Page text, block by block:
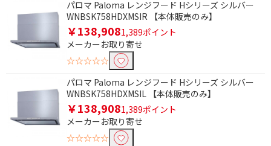
パロマ Paloma レンジフード Hシリーズ シルバー
WNBSK758HDXMSIR 【本体販売のみ】
￥138,9081,389ポイント
メーカーお取り寄せ
☆☆☆☆☆
パロマ Paloma レンジフード Hシリーズ シルバー
WNBSK758HDXMSIL 【本体販売のみ】
￥138,9081,389ポイント
メーカーお取り寄せ
☆☆☆☆☆